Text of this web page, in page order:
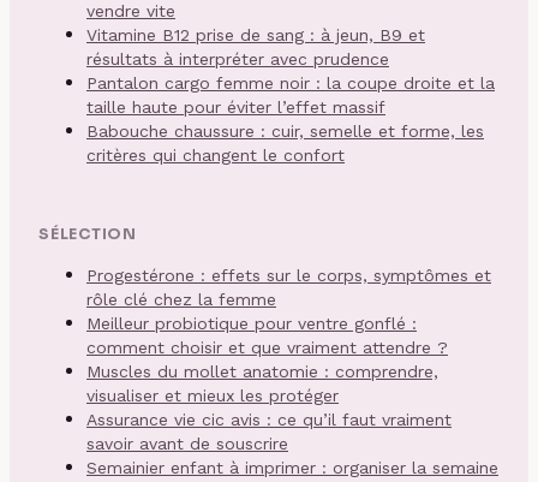
vendre vite
Vitamine B12 prise de sang : à jeun, B9 et
résultats à interpréter avec prudence
Pantalon cargo femme noir : la coupe droite et la
taille haute pour éviter l’effet massif
Babouche chaussure : cuir, semelle et forme, les
critères qui changent le confort
SÉLECTION
Progestérone : effets sur le corps, symptômes et
rôle clé chez la femme
Meilleur probiotique pour ventre gonflé :
comment choisir et que vraiment attendre ?
Muscles du mollet anatomie : comprendre,
visualiser et mieux les protéger
Assurance vie cic avis : ce qu’il faut vraiment
savoir avant de souscrire
Semainier enfant à imprimer : organiser la semaine